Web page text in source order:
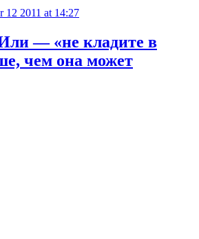
12 2011 at 14:27
— «не кладите в
чем она может